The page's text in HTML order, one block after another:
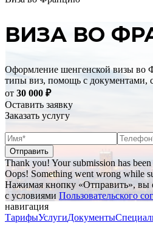
ВИЗА ВО
Оформление шенгенской визы во
типы виз, помощь с документами,
от 30 000 ₽
Оставить заявку
Заказать услугу
Thank you! Your submission has
Oops! Something went wrong while
Нажимая кнопку «Отправить», вы
с условиями Пользовательского
навигация
ТарифыУслугиДокументы